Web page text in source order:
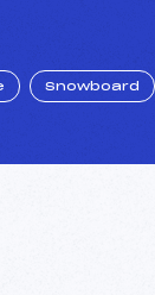
Snowboard